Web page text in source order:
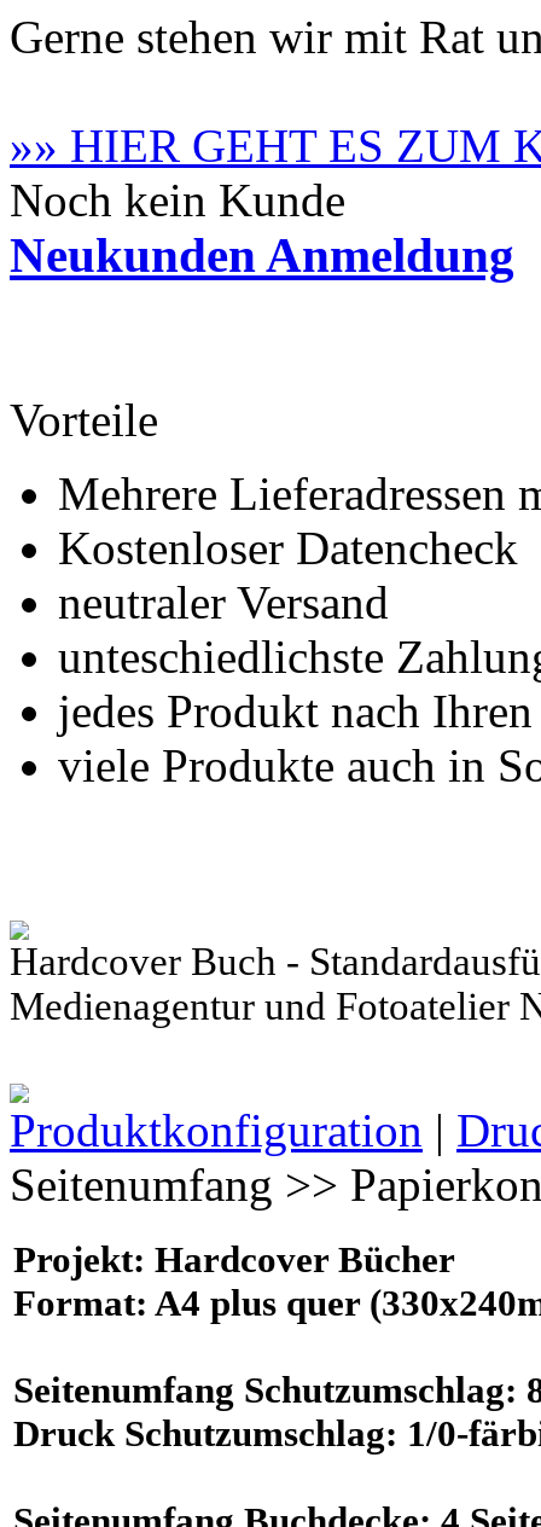
Gerne stehen wir mit Rat
»» HIER GEHT ES ZUM
Noch kein Kunde
Neukunden Anmeldung
Vorteile
Mehrere Lieferadressen
Kostenloser Datencheck
neutraler Versand
unteschiedlichste
jedes Produkt nach
viele Produkte auch in
Hardcover Buch -
Medienagentur und Fotoatelier
Produktkonfiguration |
Seitenumfang >>
Projekt: Hardcover Bücher
Format: A4 plus quer
Seitenumfang Schutzumschlag:
Druck Schutzumschlag: 1/0-